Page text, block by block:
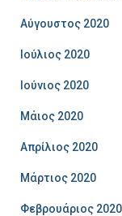
Αύγουστος 2020
Ιούλιος 2020
Ιούνιος 2020
Μάιος 2020
Απρίλιος 2020
Μάρτιος 2020
Φεβρουάριος 2020